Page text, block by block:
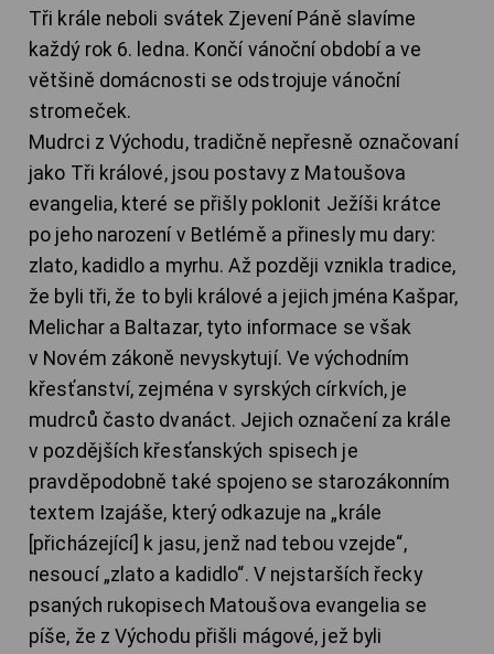
Tři krále neboli svátek Zjevení Páně slavíme
každý rok 6. ledna. Končí vánoční období a ve
většině domácnosti se odstrojuje vánoční
stromeček.
Mudrci z Východu, tradičně nepřesně označovaní
jako Tři králové, jsou postavy z Matoušova
evangelia, které se přišly poklonit Ježíši krátce
po jeho narození v Betlémě a přinesly mu dary:
zlato, kadidlo a myrhu. Až později vznikla tradice,
že byli tři, že to byli králové a jejich jména Kašpar,
Melichar a Baltazar, tyto informace se však
v Novém zákoně nevyskytují. Ve východním
křesťanství, zejména v syrských církvích, je
mudrců často dvanáct. Jejich označení za krále
v pozdějších křesťanských spisech je
pravděpodobně také spojeno se starozákonním
textem Izajáše, který odkazuje na „krále
[přicházející] k jasu, jenž nad tebou vzejde“,
nesoucí „zlato a kadidlo“. V nejstarších řecky
psaných rukopisech Matoušova evangelia se
píše, že z Východu přišli mágové, jež byli